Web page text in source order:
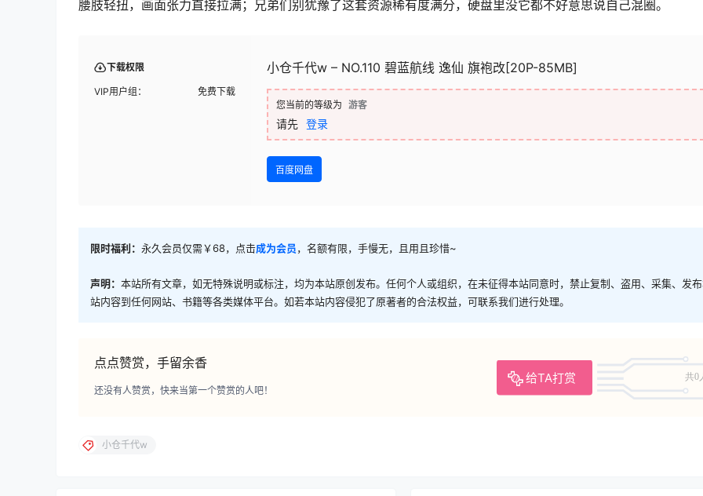
腰肢轻扭，画面张力直接拉满；兄弟们别犹豫了这套资源稀有度满分，硬盘里没它都不好意思说自己混圈。
下载权限
VIP用户组： 免费下载
小仓千代w – NO.110 碧蓝航线 逸仙 旗袍改[20P-85MB]
您当前的等级为 游客
请先 登录
百度网盘
限时福利： 永久会员仅需￥68，点击成为会员，名额有限，手慢无，且用且珍惜~
声明： 本站所有文章，如无特殊说明或标注，均为本站原创发布。任何个人或组织，在未征得本站同意时，禁止复制、盗用、采集、发
站内容到任何网站、书籍等各类媒体平台。如若本站内容侵犯了原著者的合法权益，可联系我们进行处理。
点点赞赏，手留余香
给TA打赏 共0
还没有人赞赏，快来当第一个赞赏的人吧！
小仓千代w